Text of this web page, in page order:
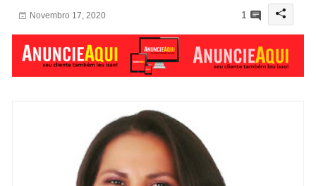
Novembro 17, 2020 1